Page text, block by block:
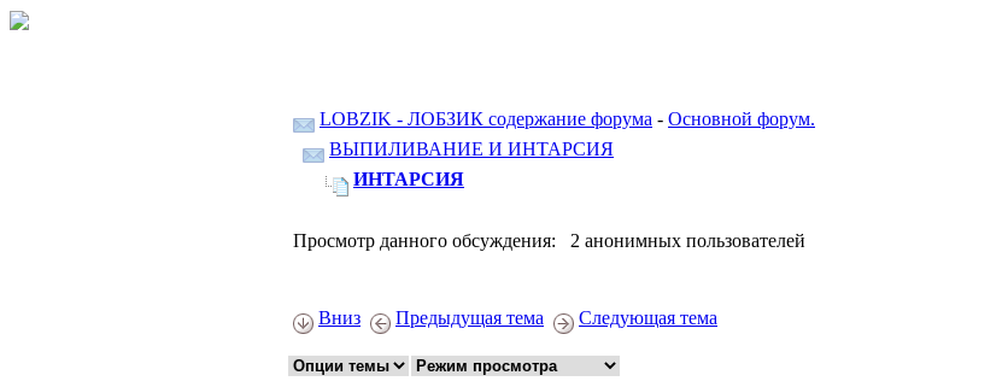
LOBZIK - ЛОБЗИК содержание форума - Основной форум.
ВЫПИЛИВАНИЕ И ИНТАРСИЯ
ИНТАРСИЯ
Просмотр данного обсуждения: 2 анонимных пользователей
Вниз Предыдущая тема Следующая тема